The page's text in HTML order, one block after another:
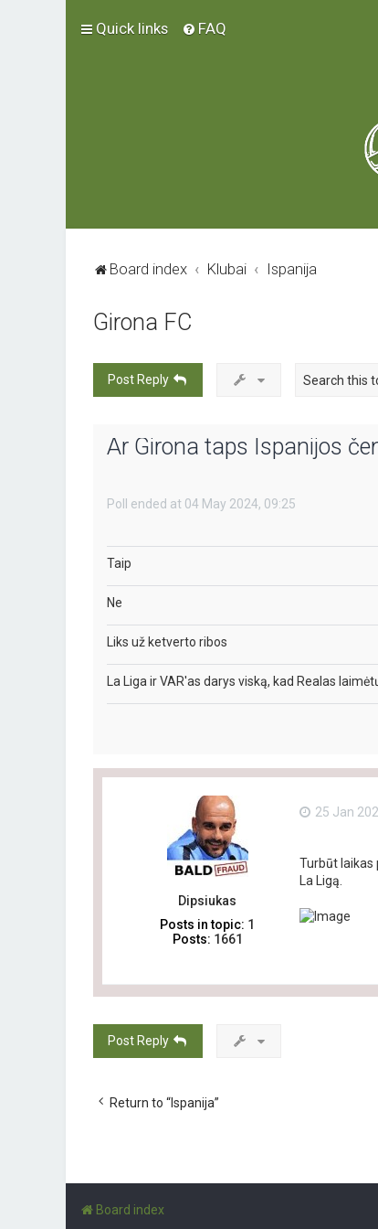
Quick links FAQ
Board index Klubai Ispanija
Girona FC
Post Reply
Ar Girona taps Ispanijos
Poll ended at 04 May 2024, 09:25
Taip
Ne
Liks už ketverto ribos
La Liga ir VAR'as darys viską, kad Realas
Dipsiukas
Posts in topic: 1
Posts: 1661
25 Jan
Turbūt laikas
La Ligą.
Post Reply
Return to “Ispanija”
Board index